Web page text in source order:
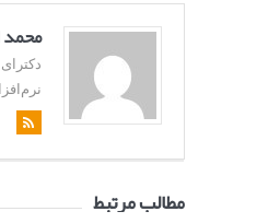
مطالب مرتبط